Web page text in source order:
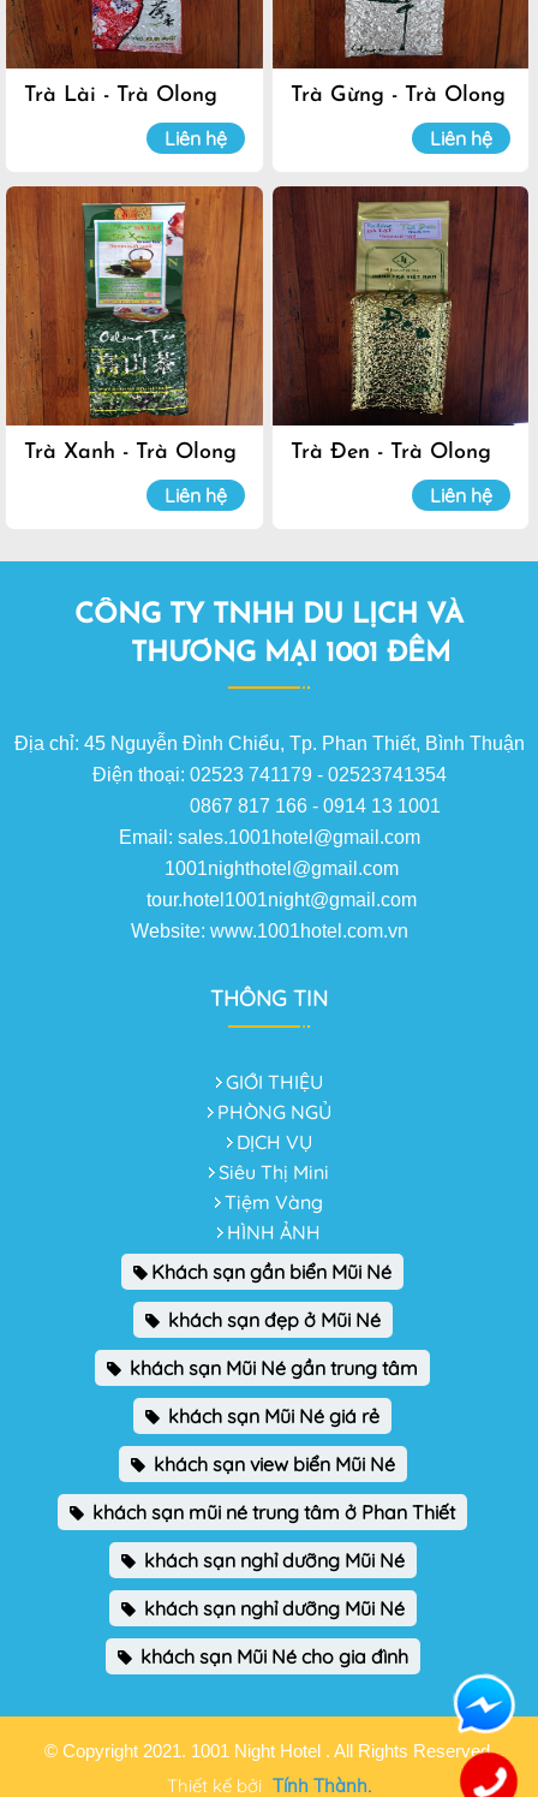
Trà Lài - Trà Olong
Liên hệ
Trà Gừng - Trà Olong
Liên hệ
Trà Xanh - Trà Olong
Liên hệ
Trà Đen - Trà Olong
Liên hệ
CÔNG TY TNHH DU LỊCH VÀ
THƯƠNG MẠI 1001 ĐÊM
Địa chỉ: 45 Nguyễn Đình Chiểu, Tp. Phan Thiết, Bình Thuận
Điện thoại: 02523 741179 - 02523741354
0867 817 166 - 0914 13 1001
Email: sales.1001hotel@gmail.com
1001nighthotel@gmail.com
tour.hotel1001night@gmail.com
Website: www.1001hotel.com.vn
THÔNG TIN
GIỚI THIỆU
PHÒNG NGỦ
DỊCH VỤ
Siêu Thị Mini
Tiệm Vàng
HÌNH ẢNH
Khách sạn gần biển Mũi Né
khách sạn đẹp ở Mũi Né
khách sạn Mũi Né gần trung tâm
khách sạn Mũi Né giá rẻ
khách sạn view biển Mũi Né
khách sạn mũi né trung tâm ở Phan Thiết
khách sạn nghỉ dưỡng Mũi Né
khách sạn nghỉ dưỡng Mũi Né
khách sạn Mũi Né cho gia đình
© Copyright 2021. 1001 Night Hotel . All Rights Reserved.
Thiết kế bởi Tính Thành.